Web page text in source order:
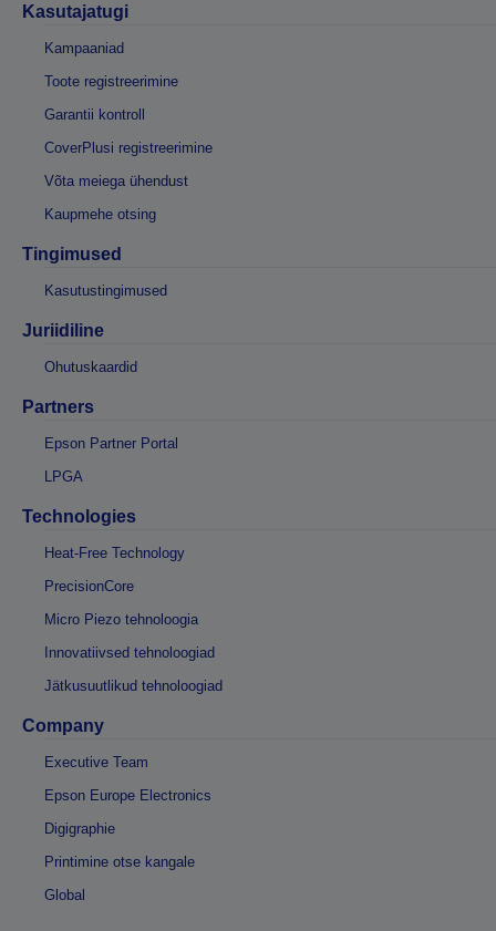
Kasutajatugi
Kampaaniad
Toote registreerimine
Garantii kontroll
CoverPlusi registreerimine
Võta meiega ühendust
Kaupmehe otsing
Tingimused
Kasutustingimused
Juriidiline
Ohutuskaardid
Partners
Epson Partner Portal
LPGA
Technologies
Heat-Free Technology
PrecisionCore
Micro Piezo tehnoloogia
Innovatiivsed tehnoloogiad
Jätkusuutlikud tehnoloogiad
Company
Executive Team
Epson Europe Electronics
Digigraphie
Printimine otse kangale
Global